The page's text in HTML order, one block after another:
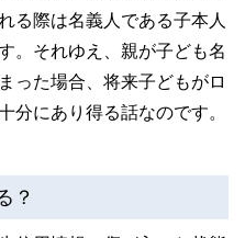
る際は名義人である子本人
。それゆえ、親が子ども名
った場合、将来子どもがロ
分にあり得る話なのです。
？